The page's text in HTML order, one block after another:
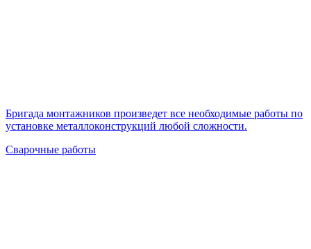
Бригада монтажников произведет все необходимые работы по
установке металлоконструкций любой сложности.
Сварочные работы